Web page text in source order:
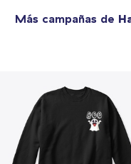
Más campañas de